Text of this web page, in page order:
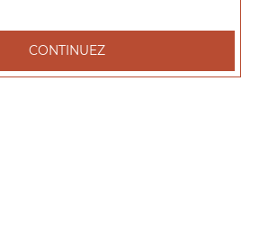
+
CONTINUEZ